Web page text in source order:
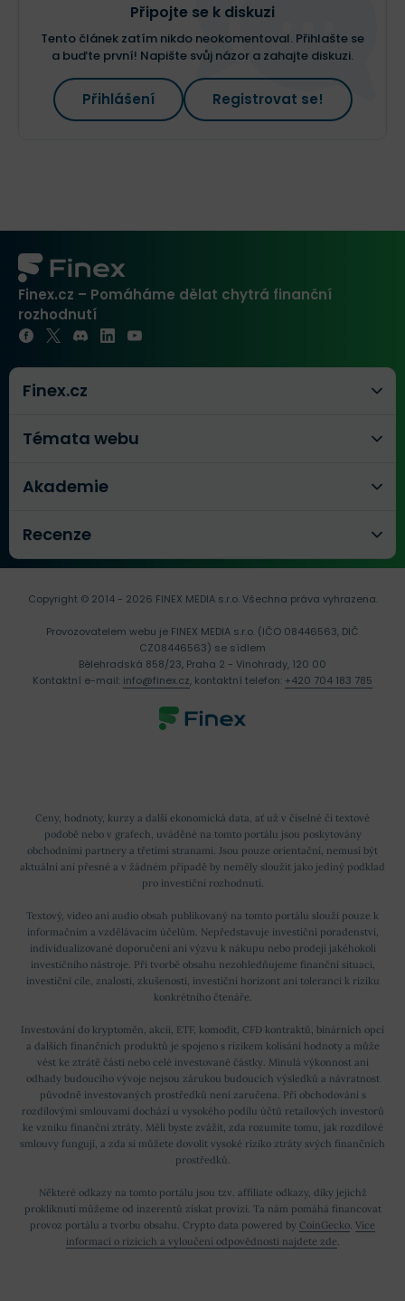
Připojte se k diskuzi
Tento článek zatím nikdo neokomentoval. Přihlašte se
a buďte první! Napište svůj názor a zahajte diskuzi.
Přihlášení Registrovat se!
Finex.cz – Pomáháme dělat chytrá finanční
rozhodnutí
Finex.cz
Témata webu
Akademie
Recenze
Ceny, hodnoty, kurzy a další ekonomická data, ať už v číselné či textové
podobě nebo v grafech, uváděné na tomto portálu jsou poskytovány
obchodními partnery a třetími stranami. Jsou pouze orientační, nemusí být
aktuální ani přesné a v žádném případě by neměly sloužit jako jediný podklad
pro investiční rozhodnutí.
Textový, video ani audio obsah publikovaný na tomto portálu slouží pouze k
informačním a vzdělávacím účelům. Nepředstavuje investiční poradenství,
individualizované doporučení ani výzvu k nákupu nebo prodeji jakéhokoli
investičního nástroje. Při tvorbě obsahu nezohledňujeme finanční situaci,
investiční cíle, znalosti, zkušenosti, investiční horizont ani toleranci k riziku
konkrétního čtenáře.
Investování do kryptoměn, akcií, ETF, komodit, CFD kontraktů, binárních opcí
a dalších finančních produktů je spojeno s rizikem kolísání hodnoty a může
vést ke ztrátě části nebo celé investované částky. Minulá výkonnost ani
odhady budoucího vývoje nejsou zárukou budoucích výsledků a návratnost
původně investovaných prostředků není zaručena. Při obchodování s
rozdílovými smlouvami dochází u vysokého podílu účtů retailových investorů
ke vzniku finanční ztráty. Měli byste zvážit, zda rozumíte tomu, jak rozdílové
smlouvy fungují, a zda si můžete dovolit vysoké riziko ztráty svých finančních
prostředků.
Některé odkazy na tomto portálu jsou tzv. affiliate odkazy, díky jejichž
prokliknutí můžeme od inzerentů získat provizi. Ta nám pomáhá financovat
provoz portálu a tvorbu obsahu. Crypto data powered by CoinGecko Více
informací o rizicích a vyloučení odpovědnosti najdete zde
Copyright © 2014 - 2026 FINEX MEDIA s.r.o.Všechna práva vyhrazena.
Provozovatelem webu je FINEX MEDIA s.r.o. (IČO 08446563, DIČ
CZ08446563) se sídlem
Bělehradská 858/23, Praha 2 - Vinohrady, 120 00
Kontaktní e-mail: info@finex.cz, kontaktní telefon: +420 704 183 785